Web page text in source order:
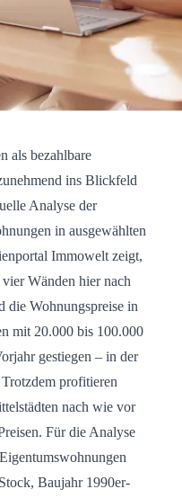
als bezahlbare
ins Blickfeld
Analyse der
in ausgewählten
Immowelt zeigt,
Wänden hier nach
die Wohnungspreise in
mit 20.000 bis 100.000
gestiegen – in der
profitieren
nach wie vor
Für die Analyse
Baujahr 1990er-